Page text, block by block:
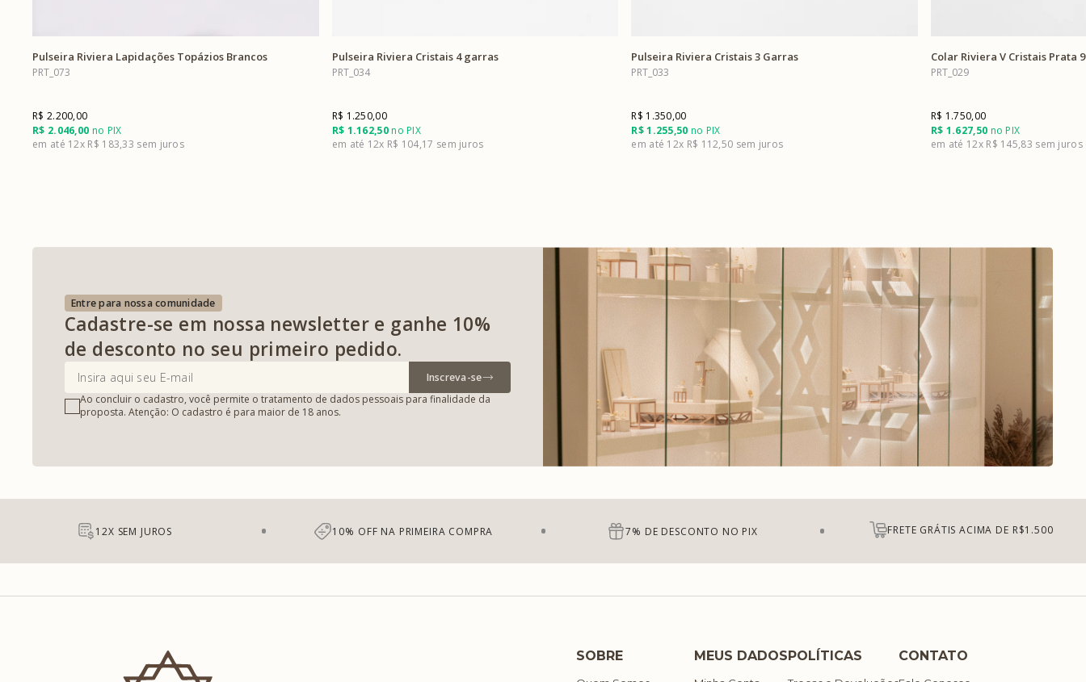
Pulseira Riviera Lapidações Topázios Brancos
PRT_073
R$ 2.046,00 no PIX
R$ 2.200,00
12x R$ 183,33
Pulseira Riviera Cristais 4 garras
PRT_034
R$ 1.162,50no PIX
R$ 1.250,00
12x R$ 104,17
Pulseira Riviera Cristais 3 Garras
PRT_033
R$ 1.255,50 no PIX
R$ 1.350,00
12x R$ 112,50
Colar Riviera V Cristais Prata
PRT_029
R$ 1.627,50 no PIX
R$ 1.750,00
12x R$ 145,83
Entre para nossa comunidade
Cadastre-se em nossa newsletter e ganhe 10%
de desconto no seu primeiro pedido.
Inscreva-se
Ao concluir o cadastro, você permite o tratamento de dados pessoais para finalidade da
proposta. Atenção: O cadastro é para maior de 18 anos.
12X SEM JUROS 10% OFF NA PRIMEIRA COMPRA 7% DE DESCONTO NO PIX FRETE GRÁTIS ACIMA DE R$1.500
SOBRE MEUS DADOS POLÍTICAS CONTATO